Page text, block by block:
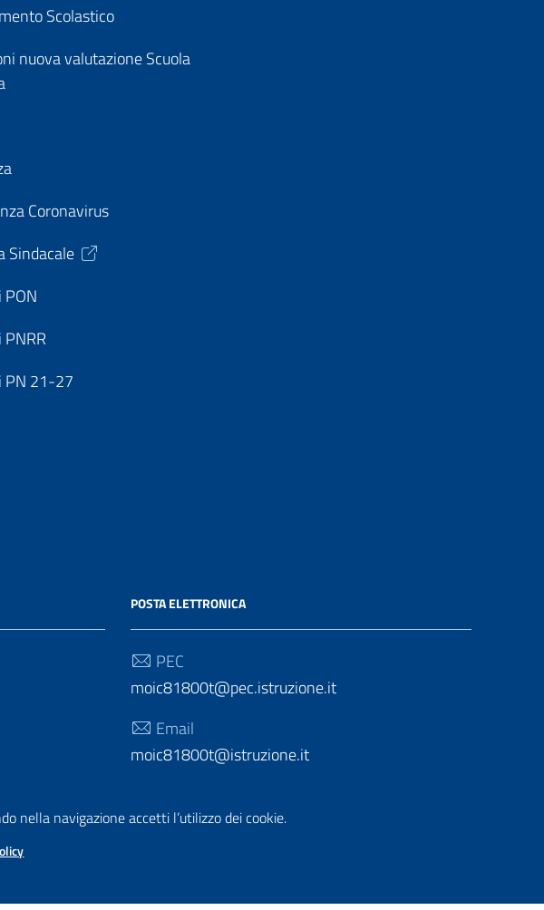
nella navigazione accetti l’utilizzo dei cookie.
Scolastico
nuova valutazione Scuola
Coronavirus
Sindacale
PN 21-27
POSTA ELETTRONICA
PEC
moic81800t@pec.istruzione.it
Email
moic81800t@istruzione.it